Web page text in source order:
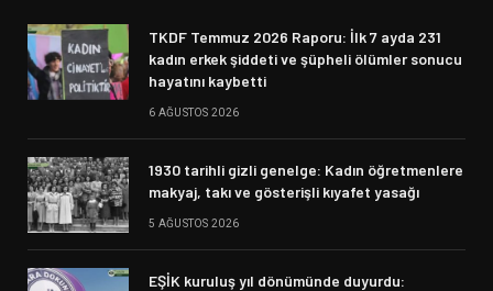
TKDF Temmuz 2026 Raporu: İlk 7 ayda 231
kadın erkek şiddeti ve şüpheli ölümler sonucu
hayatını kaybetti
6 AĞUSTOS 2026
1930 tarihli gizli genelge: Kadın öğretmenlere
makyaj, takı ve gösterişli kıyafet yasağı
5 AĞUSTOS 2026
EŞİK kuruluş yıl dönümünde duyurdu: